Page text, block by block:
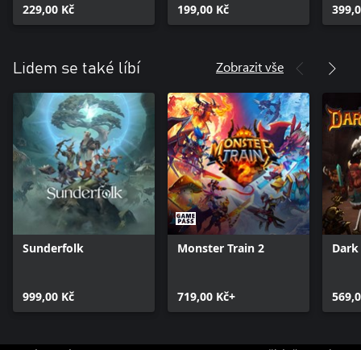
229,00 Kč 199,00 Kč
Lidem se také líbí Zobrazit vše
Sunderfolk
999,00 Kč
Monster Train 2
719,00 Kč+